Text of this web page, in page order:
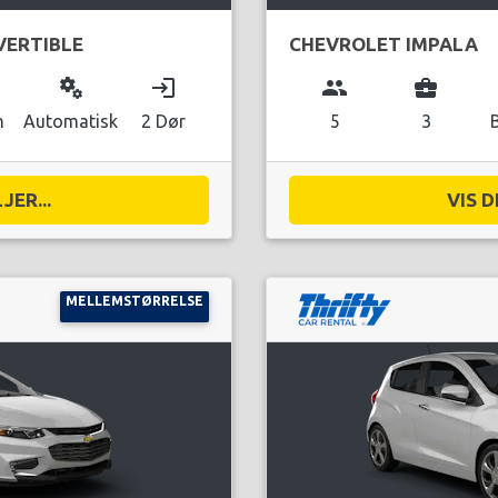
miscellaneous_services
Automatisk
login
2 Dør
CHEVROLET IMPALA
group
5
business_center
3
VIS
MELLEMSTØRRELSE